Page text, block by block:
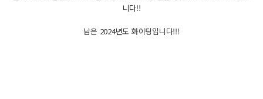
니다!!
남은 2024년도 화이팅입니다!!!